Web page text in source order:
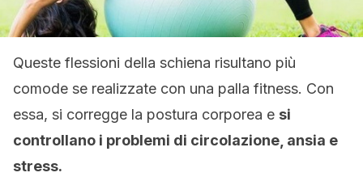
Queste flessioni della schiena risultano più
comode se realizzate con una palla fitness. Con
essa, si corregge la postura corporea e si
controllano i problemi di circolazione, ansia e
stress.